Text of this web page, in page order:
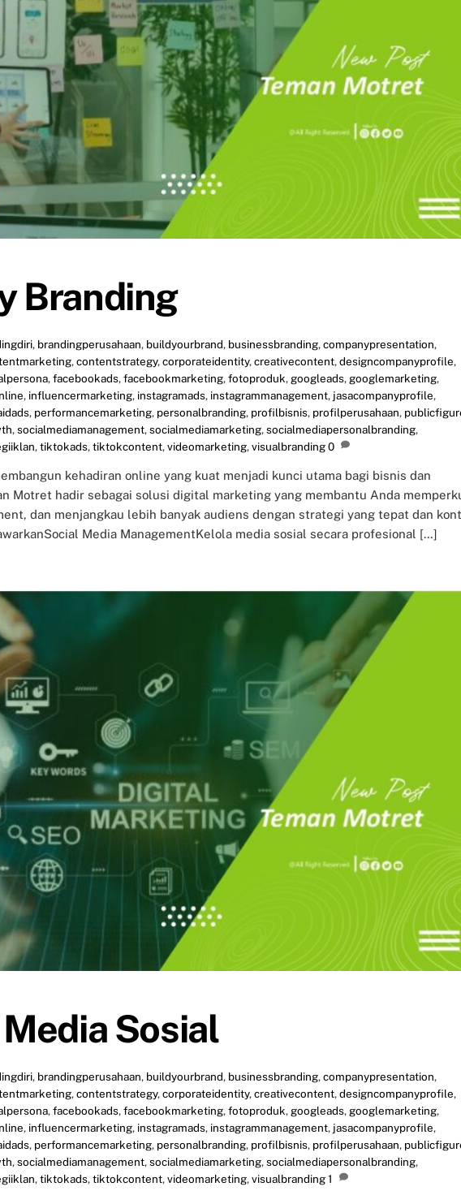
Branding
, brandingperusahaan, buildyourbrand, businessbranding,companypresentation,
,contentstrategy,corporateidentity,creativecontent,designcompanyprofile,
,facebookads,facebookmarketing,fotoproduk, googleads, googlemarketing,
, influencermarketing, instagramads, instagrammanagement, jasacompanyprofile,
, performancemarketing, personalbranding, profilbisnis, profilperusahaan,
,socialmediamanagement,socialmediamarketing,socialmediapersonalbranding,
,tiktokads,tiktokcontent,videomarketing,visualbranding0
kehadiran online yang kuat menjadi kunci utama bagi bisnis dan
Motret hadir sebagai solusi digital marketing yang membantu Anda
dan menjangkau lebih banyak audiens dengan strategi yang tepat dan
Media ManagementKelola media sosial secara profesional […]
Sosial
, brandingperusahaan, buildyourbrand, businessbranding,companypresentation,
,contentstrategy,corporateidentity,creativecontent,designcompanyprofile,
,facebookads,facebookmarketing,fotoproduk,googleads,googlemarketing,
, influencermarketing, instagramads, instagrammanagement, jasacompanyprofile,
, performancemarketing, personalbranding, profilbisnis, profilperusahaan,
,socialmediamanagement,socialmediamarketing,socialmediapersonalbranding,
,tiktokads,tiktokcontent,videomarketing,visualbranding1